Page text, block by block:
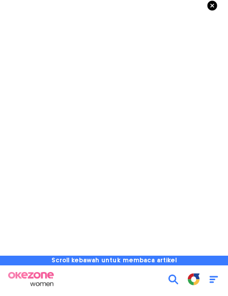
Scroll kebawah untuk membaca artikel